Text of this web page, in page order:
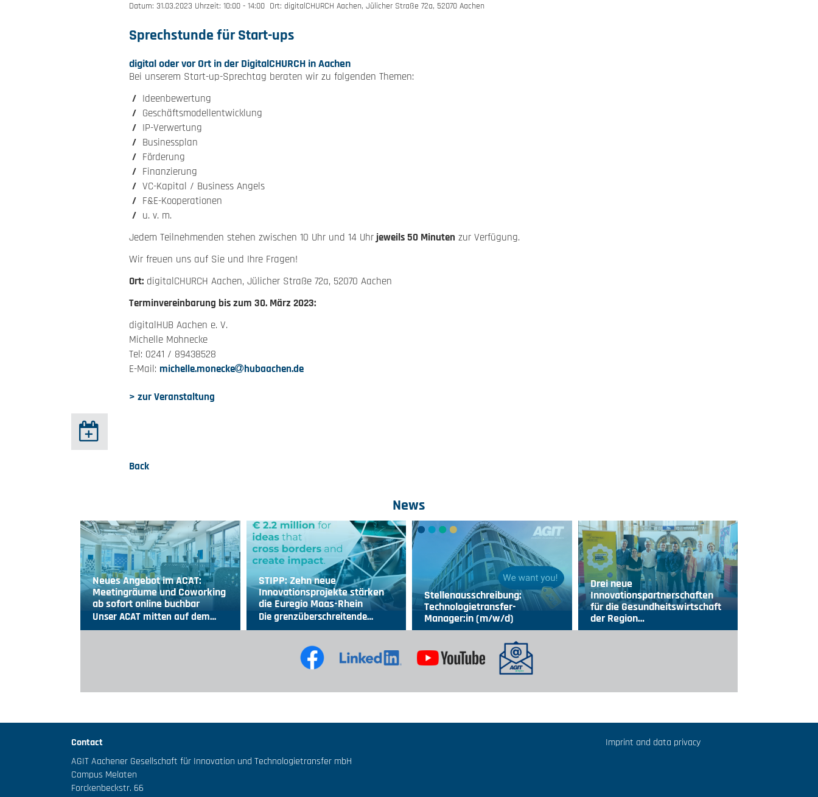
Datum: 31.03.2023 Uhrzeit: 10:00 - 14:00 Ort: digitalCHURCH Aachen, Jülicher Straße 72a, 52070 Aachen
Sprechstunde für Start-ups
digital oder vor Ort in der DigitalCHURCH in Aachen
Bei unserem Start-up-Sprechtag beraten wir zu folgenden Themen:
Ideenbewertung
Geschäftsmodellentwicklung
IP-Verwertung
Businessplan
Förderung
Finanzierung
VC-Kapital / Business Angels
F&E-Kooperationen
u. v. m.
Jedem Teilnehmenden stehen zwischen 10 Uhr und 14 Uhrjeweils 50 Minuten zur Verfügung.
Wir freuen uns auf Sie und Ihre Fragen!
Ort: digitalCHURCH Aachen, Jülicher Straße 72a, 52070 Aachen
Terminvereinbarung bis zum 30. März 2023:
digitalHUB Aachen e. V.
Michelle Mohnecke
Tel: 0241 / 89438528
E-Mail: michelle.monecke hubaachen.de
> zur Veranstaltung
Back
News
Neues Angebot im ACAT:
Meetingräume und Coworking
ab sofort online buchbar
Unser ACAT mitten auf dem…
STIPP: Zehn neue
Innovationsprojekte stärken
die Euregio Maas-Rhein
Die grenzüberschreitende…
Stellenausschreibung:
Technologietransfer-
Manager:in (m/w/d)
Drei neue
Innovationspartnerschaften
für die Gesundheitswirtschaft
der Region…
Contact
AGIT Aachener Gesellschaft für Innovation und Technologietransfer mbH
Campus Melaten
Forckenbeckstr. 66
Imprint and data privacy